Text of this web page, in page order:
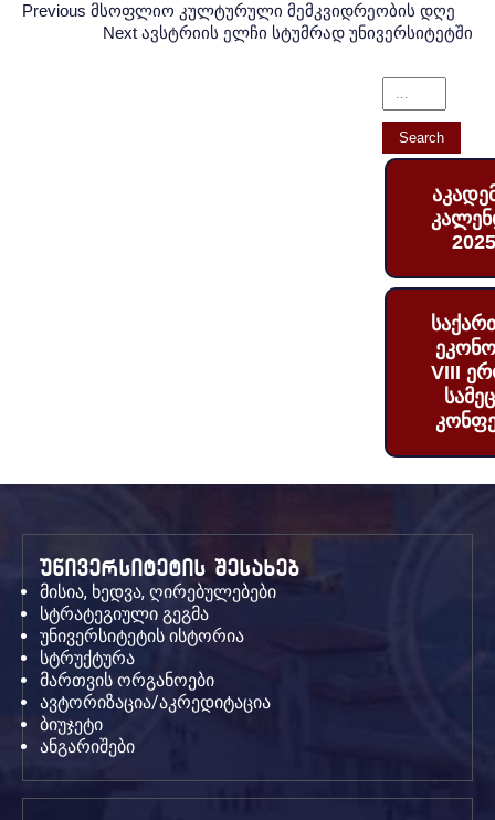
Post
navigation
პოსტის
ნავიგაცია
Previous Previous
Post:
მსოფლიო კულტურული მემკვიდრეობის დღე
Next Next
ავსტრიის ელჩი სტუმრად უნივერსიტეტში
VIII
უნივერსიტეტის შესახებ
მისია, ხედვა, ღირებულებები
სტრატეგიული გეგმა
უნივერსიტეტის ისტორია
სტრუქტურა
მართვის ორგანოები
ავტორიზაცია/აკრედიტაცია
ბიუჯეტი
ანგარიშები